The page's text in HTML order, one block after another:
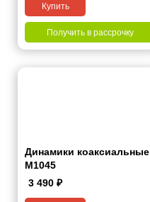
Купить
Получить в рассрочку
Динамики коаксиальные
M1045
3 490 ₽